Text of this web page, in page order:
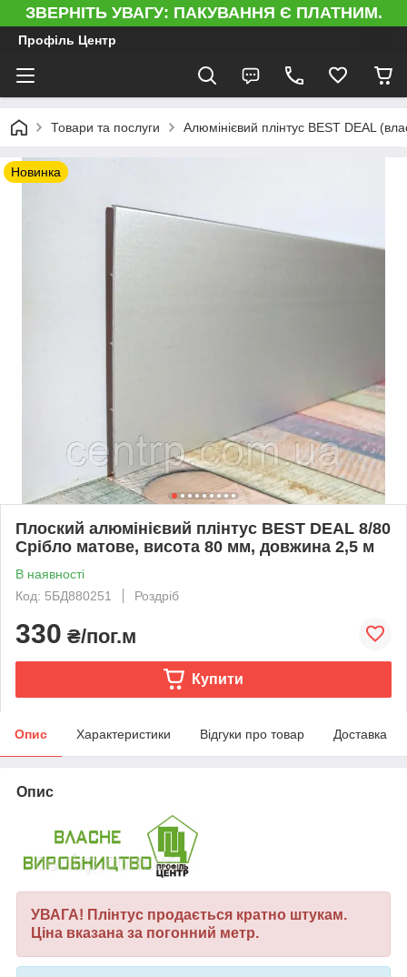
ЗВЕРНІТЬ УВАГУ: ПАКУВАННЯ Є ПЛАТНИМ.
Профіль Центр
Товари та послуги Алюмінієвий плінтус BEST DEAL
Новинка
Плоский алюмінієвий плінтус BEST DEAL 8/80
Срібло матове, висота 80 мм, довжина 2,5 м
В наявності
Код: 5БД880251
Роздріб
330 ₴/пог.м
Купити
Опис Характеристики Відгуки про товар Доставка
Опис
УВАГА! Плінтус продається кратно штукам.
Ціна вказана за погонний метр.